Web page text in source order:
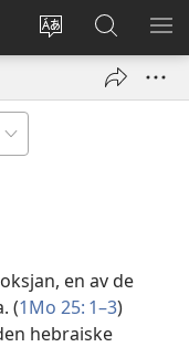
Endre
Logg
inn
vindu)
Søk
på
JW.ORG
VIS
en av de
(1Mo 25: 1–3)
hebraiske